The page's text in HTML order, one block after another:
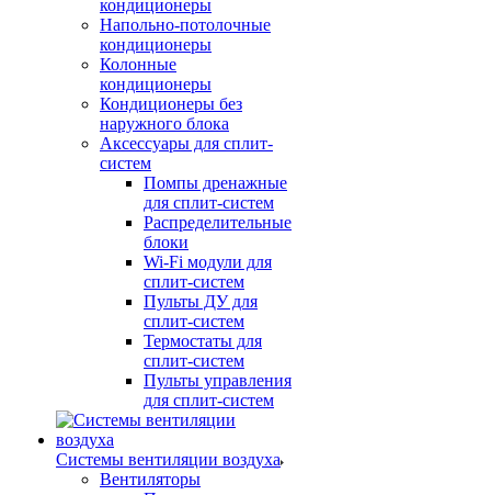
кондиционеры
Напольно-потолочные
кондиционеры
Колонные
кондиционеры
Кондиционеры без
наружного блока
Аксессуары для сплит-
систем
Помпы дренажные
для сплит-систем
Распределительные
блоки
Wi-Fi модули для
сплит-систем
Пульты ДУ для
сплит-систем
Термостаты для
сплит-систем
Пульты управления
для сплит-систем
Системы вентиляции воздуха
Вентиляторы